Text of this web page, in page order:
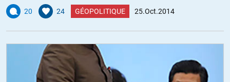
20 24 GÉOPOLITIQUE 25.Oct.2014